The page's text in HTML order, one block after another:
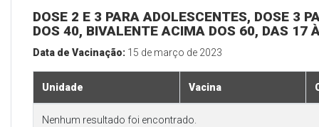
DOSE 2 E 3 PARA ADOLESCENTES, DOSE 3
DOS 40, BIVALENTE ACIMA DOS 60, DAS 17
Data de Vacinação: 15 de março de 2023
Unidade Vacina
Nenhum resultado foi encontrado.